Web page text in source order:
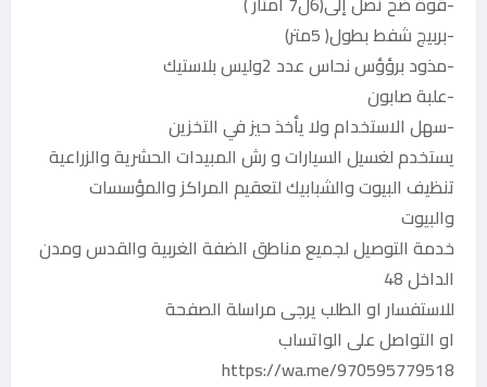
-بربيج شفط بطول( 5متر)
-مذود برؤؤس نحاس عدد 2وليس بلاستيك
-علبة صابون
-سهل الاستخدام ولا يأخذ حيز في التخزين
يستخدم لغسيل السيارات و رش المبيدات الحشرية والزراعية
تنظيف البيوت والشبابيك لتعقيم المراكز والمؤسسات
والبيوت
خدمة التوصيل لجميع مناطق الضفة الغربية والقدس ومدن
الداخل 48
للاستفسار او الطلب يرجى مراسلة الصفحة
او التواصل على الواتساب
https://wa.me/970595779518